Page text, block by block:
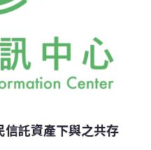
、甚至學會自己蓋房子，
信託資產下與之共存